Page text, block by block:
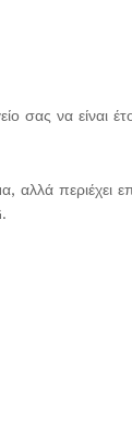
να είναι
αλλά περιέχει